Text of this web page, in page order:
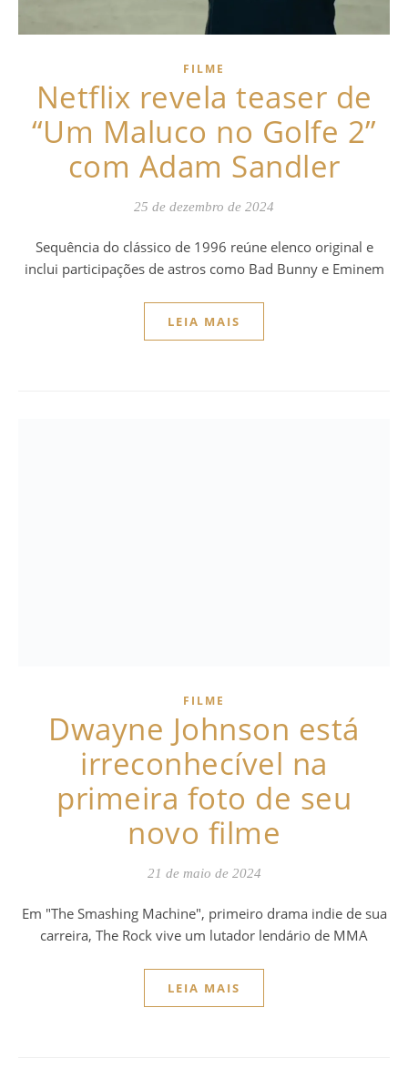
FILME
Netflix revela teaser de
“Um Maluco no Golfe 2”
com Adam Sandler
25 de dezembro de 2024
Sequência do clássico de 1996 reúne elenco original e
inclui participações de astros como Bad Bunny e Eminem
LEIA MAIS
FILME
Dwayne Johnson está
irreconhecível na
primeira foto de seu
novo filme
21 de maio de 2024
Em "The Smashing Machine", primeiro drama indie de sua
carreira, The Rock vive um lutador lendário de MMA
LEIA MAIS